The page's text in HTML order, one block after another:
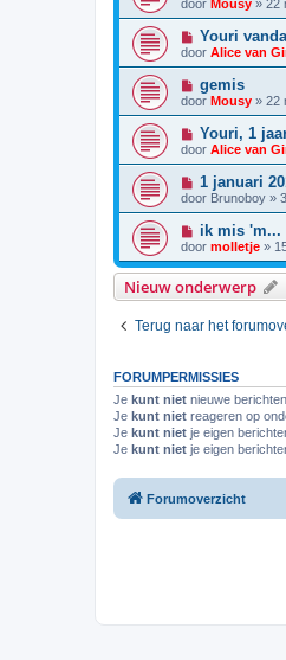
door Mousy » 22
Youri
door Alice van
gemis
door Mousy » 22
Youri, 1
door Alice van
1 januari
door Brunoboy »
ik mis 'm...
door molletje »
Nieuw onderwerp
Terug naar het
FORUMPERMISSIES
Je kunt niet nieuwe
Je kunt niet reageren op
Je kunt niet je eigen
Je kunt niet je eigen
Forumoverzicht